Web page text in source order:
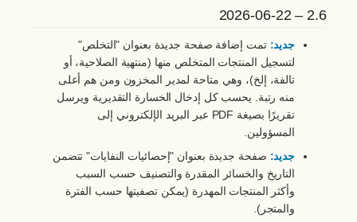
2.6 – 2026-06-22
جديد: تمت إضافة صفحة جديدة بعنوان "التخلص"
لتسجيل المنتجات المتخلص منها (منتهية الصلاحية، أو
تالفة، إلخ)، وهي متاحة لمدير المخزون ومن هم أعلى
منه رتبة. يحسب كل إدخال الخسارة التقديرية ويرسل
تقريرًا بصيغة PDF عبر البريد الإلكتروني إلى
المسؤولين.
جديد: صفحة جديدة بعنوان "إحصائيات النفايات" تتضمن
التاريخ والخسائر المقدرة والتصنيف حسب السبب
وأكثر المنتجات المهدرة (يمكن تصفيتها حسب الفترة
والمتجر).